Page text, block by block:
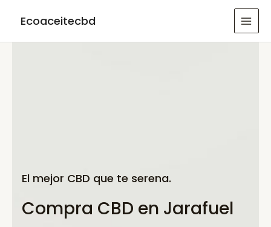
Ecoaceitecbd
El mejor CBD que te serena.
Compra CBD en Jarafuel